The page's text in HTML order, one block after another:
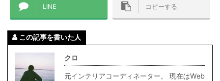
LINE コピーする
この記事を書いた人
クロ
元インテリアコーディネーター。 現在はWeb